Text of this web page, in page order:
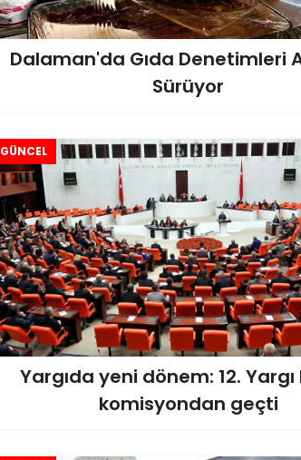
Dalaman'da Gıda Denetimleri
Sürüyor
GÜNCEL
Yargıda yeni dönem: 12.
komisyondan geçti